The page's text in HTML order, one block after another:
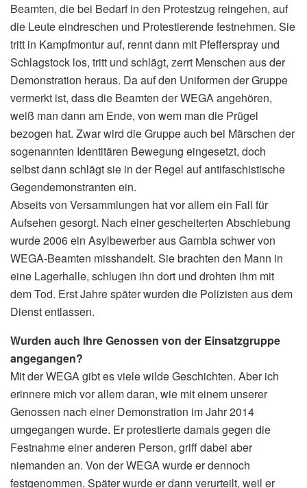
Beamten, die bei Bedarf in den Protestzug reingehen, auf
die Leute eindreschen und Protestierende festnehmen. Sie
tritt in Kampfmontur auf, rennt dann mit Pfefferspray und
Schlagstock los, tritt und schlägt, zerrt Menschen aus der
Demonstration heraus. Da auf den Uniformen der Gruppe
vermerkt ist, dass die Beamten der WEGA angehören,
weiß man dann am Ende, von wem man die Prügel
bezogen hat. Zwar wird die Gruppe auch bei Märschen der
sogenannten Identitären Bewegung eingesetzt, doch
selbst dann schlägt sie in der Regel auf antifaschistische
Gegendemonstranten ein.
Abseits von Versammlungen hat vor allem ein Fall für
Aufsehen gesorgt. Nach einer gescheiterten Abschiebung
wurde 2006 ein Asylbewerber aus Gambia schwer von
WEGA-Beamten misshandelt. Sie brachten den Mann in
eine Lagerhalle, schlugen ihn dort und drohten ihm mit
dem Tod. Erst Jahre später wurden die Polizisten aus dem
Dienst entlassen.
Wurden auch Ihre Genossen von der Einsatzgruppe
angegangen?
Mit der WEGA gibt es viele wilde Geschichten. Aber ich
erinnere mich vor allem daran, wie mit einem unserer
Genossen nach einer Demonstration im Jahr 2014
umgegangen wurde. Er protestierte damals gegen die
Festnahme einer anderen Person, griff dabei aber
niemanden an. Von der WEGA wurde er dennoch
festgenommen. Später wurde er dann verurteilt, weil er